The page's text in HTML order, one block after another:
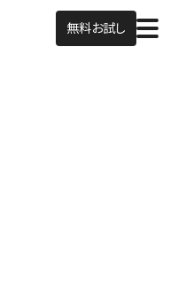
無料お試し